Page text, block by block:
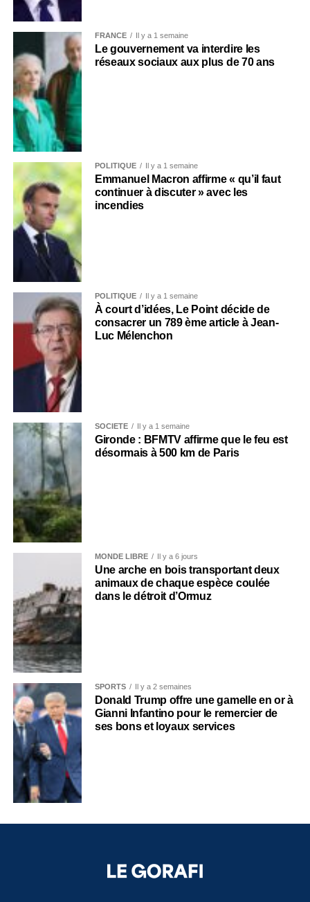
FRANCE Il y a 1 semaine
Le gouvernement va interdire les
réseaux sociaux aux plus de 70 ans
POLITIQUE Il y a 1 semaine
Emmanuel Macron affirme « qu’il faut
continuer à discuter » avec les
incendies
POLITIQUE Il y a 1 semaine
À court d’idées, Le Point décide de
consacrer un 789 ème article à Jean-
Luc Mélenchon
SOCIÉTÉ Il y a 1 semaine
Gironde : BFMTV affirme que le feu est
désormais à 500 km de Paris
MONDE LIBRE Il y a 6 jours
Une arche en bois transportant deux
animaux de chaque espèce coulée
dans le détroit d’Ormuz
SPORTS Il y a 2 semaines
Donald Trump offre une gamelle en or à
Gianni Infantino pour le remercier de
ses bons et loyaux services